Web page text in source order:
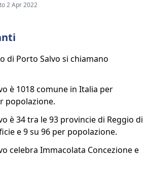
2 Apr 2022
di Porto Salvo si chiamano
è 1018 comune in Italia per
popolazione.
è 34 tra le 93 provincie di Reggio di
e 9 su 96 per popolazione.
celebra Immacolata Concezione e